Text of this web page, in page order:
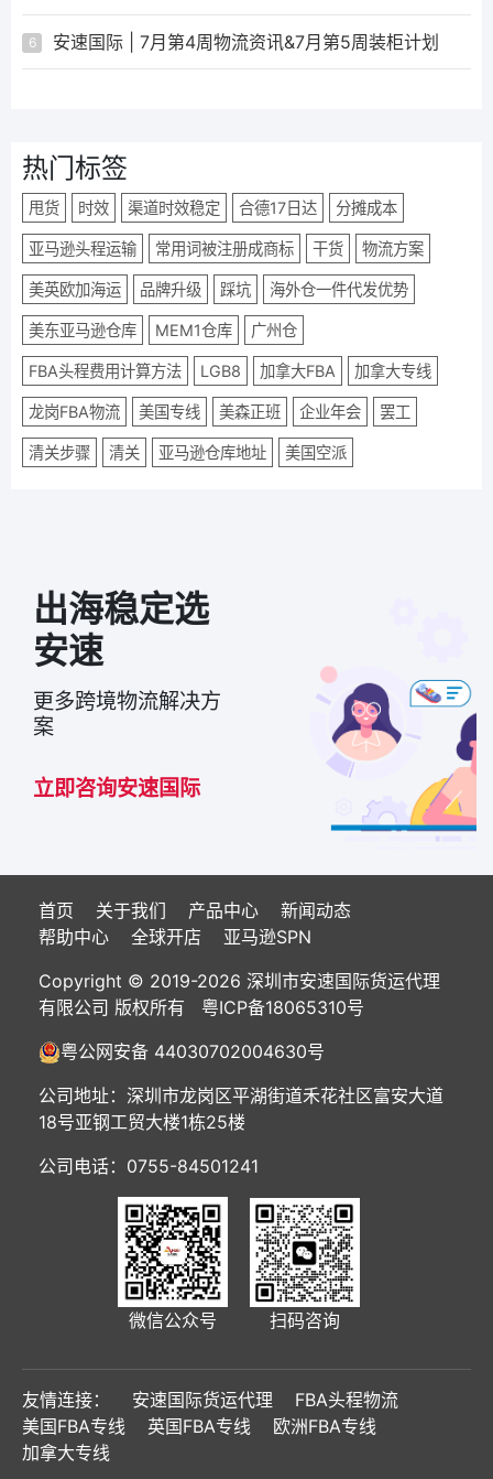
6 安速国际 | 7月第4周物流资讯&7月第5周装柜计划
热门标签
甩货 时效 渠道时效稳定 合德17日达 分摊成本
亚马逊头程运输 常用词被注册成商标 干货 物流方案
美英欧加海运 品牌升级 踩坑 海外仓一件代发优势
美东亚马逊仓库 MEM1仓库 广州仓
FBA头程费用计算方法 LGB8 加拿大FBA 加拿大专线
龙岗FBA物流 美国专线 美森正班 企业年会 罢工
清关步骤 清关 亚马逊仓库地址 美国空派
出海稳定选
安速
更多跨境物流解决方
案
立即咨询安速国际
首页 关于我们 产品中心
新闻动态
帮助中心
全球开店
亚马逊SPN
Copyright © 2019-2026 深圳市安速国际货运代理
有限公司 版权所有 粤ICP备18065310号
粤公网安备 44030702004630号
公司地址：深圳市龙岗区平湖街道禾花社区富安大道
18号亚钢工贸大楼1栋25楼
公司电话：0755-84501241
微信公众号 扫码咨询
友情连接： 安速国际货运代理
FBA头程物流
美国FBA专线
英国FBA专线
欧洲FBA专线
加拿大专线